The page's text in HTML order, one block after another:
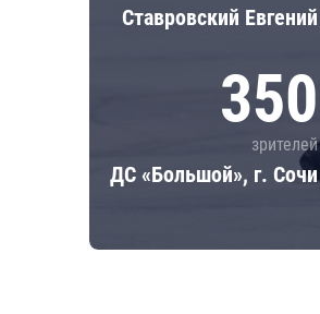
Ставровский Евгений
350
зрителей
ДС «Большой», г. Сочи